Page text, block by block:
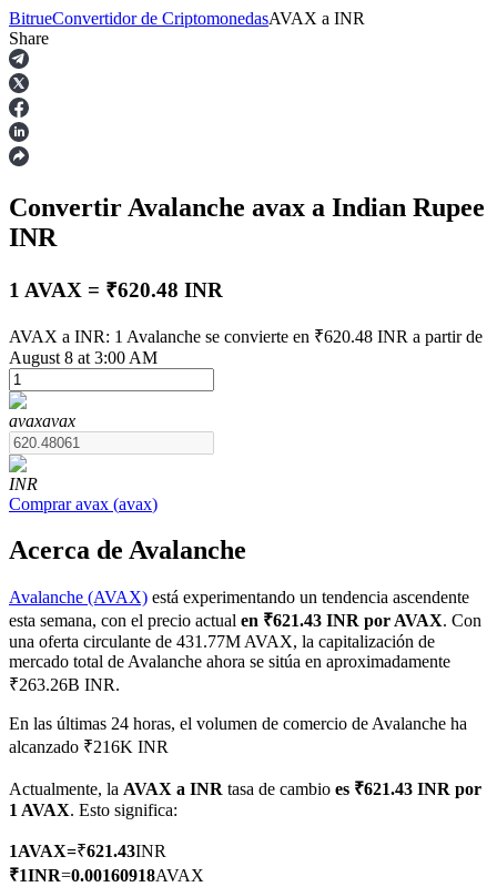
Futuros
Futuros del USDT
Futuros que utilizan USDT como garantía
Futuros COIN-M
Futuros de criptomonedas
TradFi
Derivados de acciones, divisas, metales preciosos y materias
BitrueConvertidor de CriptomonedasAVAX a INR
Share
Convertir Avalanche avax a Indian Rupee
INR
1 AVAX = ₹620.48 INR
AVAX a INR: 1 Avalanche se convierte en ₹620.48 INR a partir de
August 8 at 3:00 AM
avaxavax
INR
Comprar avax (avax)
Acerca de Avalanche
Avalanche (AVAX) está experimentando un tendencia ascendente
esta semana, con el precio actual en ₹621.43 INR por AVAX. Con
una oferta circulante de 431.77M AVAX, la capitalización de
mercado total de Avalanche ahora se sitúa en aproximadamente
₹263.26B INR.
En las últimas 24 horas, el volumen de comercio de Avalanche ha
alcanzado ₹216K INR
Actualmente, la AVAX a INR tasa de cambio es ₹621.43 INR por
1 AVAX. Esto significa:
1AVAX=₹621.43INR
₹1INR=0.00160918AVAX